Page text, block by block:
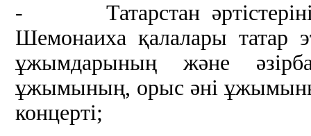
- Татарстан
Шемонаиха қалалары татар
ұжымдарының және
ұжымының, орыс әні
концерті;